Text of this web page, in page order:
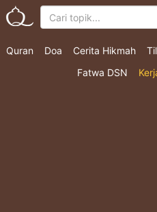
Quran Doa Cerita Hikmah
Fatwa DSN